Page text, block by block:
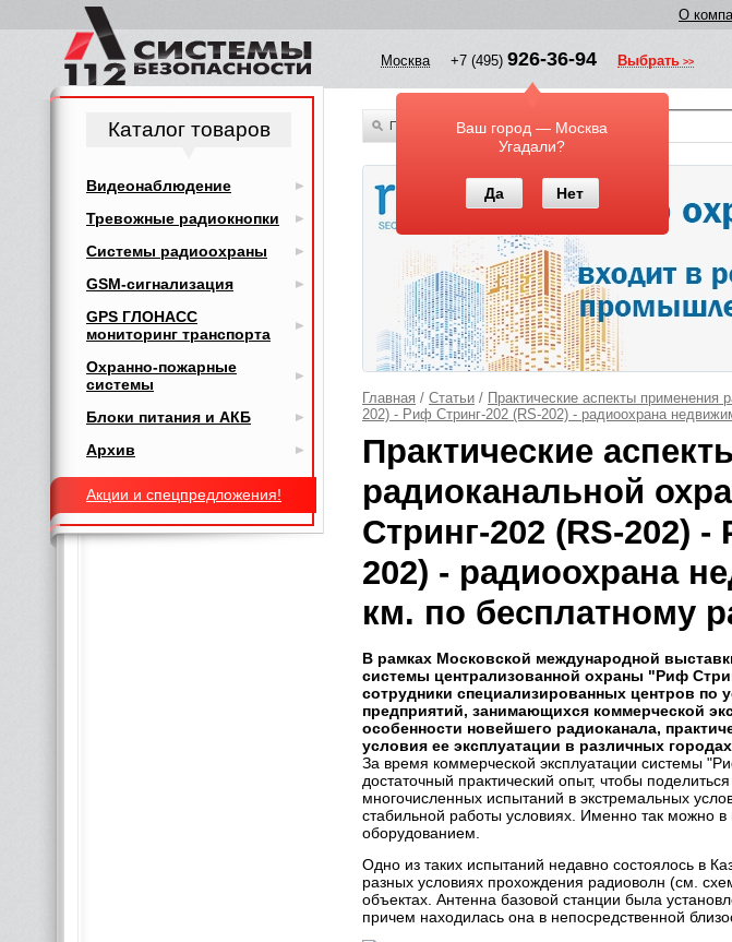
О
Москва +7 (495) 926-36-94
Ваш город — Москва
Угадали?
Да Нет
Выбрать
По всему каталогу
Главная / Статьи / Практические аспекты применения
202) - Риф Стринг-202 (RS-202) - радиоохрана
Практические
радиоканальной
Стринг-202 (RS-202)
202) - радиоохрана
км. по бесплатному
В рамках Московской международной
системы централизованной охраны "Риф
сотрудники специализированных центров по
предприятий, занимающихся коммерческой
особенности новейшего радиоканала,
условия ее эксплуатации в различных
За время коммерческой эксплуатации системы
достаточный практический опыт, чтобы
многочисленных испытаний в экстремальных
стабильной работы условиях. Именно так можно
оборудованием.
Одно из таких испытаний недавно состоялось в
разных условиях прохождения радиоволн (см.
объектах. Антенна базовой станции была
причем находилась она в непосредственной
Каталог товаров
Видеонаблюдение
Тревожные радиокнопки
Системы радиоохраны
GSM-сигнализация
GPS ГЛОНАСС
мониторинг транспорта
Охранно-пожарные
системы
Блоки питания и АКБ
Архив
Акции и спецпредложения!